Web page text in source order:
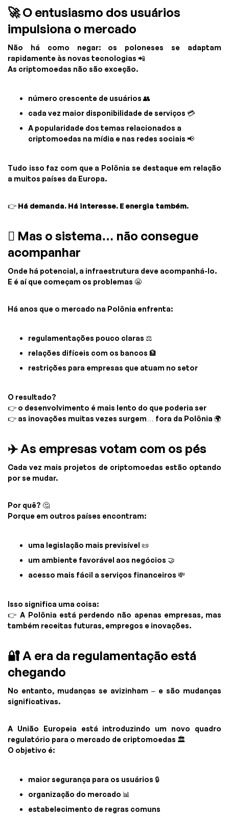
🚀 O entusiasmo dos usuários
impulsiona o mercado
Não há como negar: os poloneses se adaptam
rapidamente às novas tecnologias 📲
As criptomoedas não são exceção.
número crescente de usuários 👥
cada vez maior disponibilidade de serviços 💳
A popularidade dos temas relacionados a
criptomoedas na mídia e nas redes sociais 📢
Tudo isso faz com que a Polônia se destaque em relação
a muitos países da Europa.
👉 Há demanda. Há interesse. E energia também.
🱶 Mas o sistema… não consegue
acompanhar
Onde há potencial, a infraestrutura deve acompanhá-lo.
E é aí que começam os problemas 😬
Há anos que o mercado na Polônia enfrenta:
regulamentações pouco claras ⚖️
relações difíceis com os bancos 🏦
restrições para empresas que atuam no setor
O resultado?
👉 o desenvolvimento é mais lento do que poderia ser
👉 as inovações muitas vezes surgem… fora da Polônia 🌍
✈️ As empresas votam com os pés
Cada vez mais projetos de criptomoedas estão optando
por se mudar.
Por quê? 🤔
Porque em outros países encontram:
uma legislação mais previsível 📜
um ambiente favorável aos negócios 🤝
acesso mais fácil a serviços financeiros 💸
Isso significa uma coisa:
👉 A Polônia está perdendo não apenas empresas, mas
também receitas futuras, empregos e inovações.
🔐 A era da regulamentação está
chegando
No entanto, mudanças se avizinham – e são mudanças
significativas.
A União Europeia está introduzindo um novo quadro
regulatório para o mercado de criptomoedas 🏛️
O objetivo é:
maior segurança para os usuários 🔒
organização do mercado 📊
estabelecimento de regras comuns